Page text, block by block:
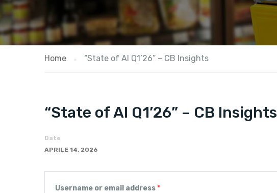
Home “State of AI Q1’26” – CB Insights
“State of AI Q1’26” – CB Insights
Date
APRILE 14, 2026
Username or email address*